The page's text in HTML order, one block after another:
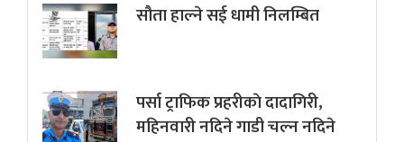
सौता हाल्ने सई धामी निलम्बित
पर्सा ट्राफिक प्रहरीकाे दादागिरी,
महिनवारी नदिने गाडी चल्न नदिने